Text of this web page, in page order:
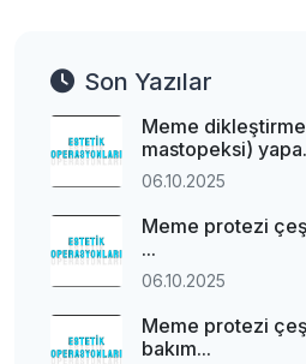
Son Yazılar
Meme
mastopeksi)
06.10.2025
Meme protezi
...
06.10.2025
Meme protezi
bakım...